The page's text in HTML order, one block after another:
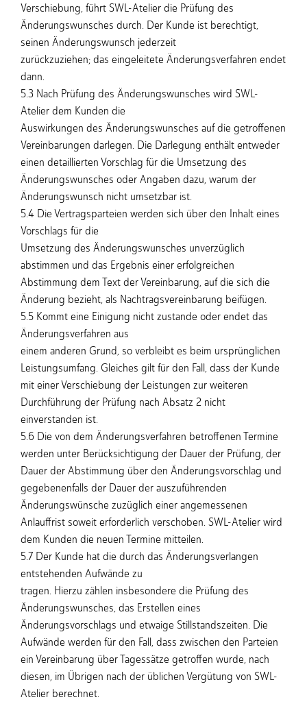
Verschiebung, führt SWL-Atelier die Prüfung des
Änderungswunsches durch. Der Kunde ist berechtigt,
seinen Änderungswunsch jederzeit
zurückzuziehen; das eingeleitete Änderungsverfahren endet
dann.
5.3 Nach Prüfung des Änderungswunsches wird SWL-
Atelier dem Kunden die
Auswirkungen des Änderungswunsches auf die getroffenen
Vereinbarungen darlegen. Die Darlegung enthält entweder
einen detaillierten Vorschlag für die Umsetzung des
Änderungswunsches oder Angaben dazu, warum der
Änderungswunsch nicht umsetzbar ist.
5.4 Die Vertragsparteien werden sich über den Inhalt eines
Vorschlags für die
Umsetzung des Änderungswunsches unverzüglich
abstimmen und das Ergebnis einer erfolgreichen
Abstimmung dem Text der Vereinbarung, auf die sich die
Änderung bezieht, als Nachtragsvereinbarung beifügen.
5.5 Kommt eine Einigung nicht zustande oder endet das
Änderungsverfahren aus
einem anderen Grund, so verbleibt es beim ursprünglichen
Leistungsumfang. Gleiches gilt für den Fall, dass der Kunde
mit einer Verschiebung der Leistungen zur weiteren
Durchführung der Prüfung nach Absatz 2 nicht
einverstanden ist.
5.6 Die von dem Änderungsverfahren betroffenen Termine
werden unter Berücksichtigung der Dauer der Prüfung, der
Dauer der Abstimmung über den Änderungsvorschlag und
gegebenenfalls der Dauer der auszuführenden
Änderungswünsche zuzüglich einer angemessenen
Anlauffrist soweit erforderlich verschoben. SWL-Atelier wird
dem Kunden die neuen Termine mitteilen.
5.7 Der Kunde hat die durch das Änderungsverlangen
entstehenden Aufwände zu
tragen. Hierzu zählen insbesondere die Prüfung des
Änderungswunsches, das Erstellen eines
Änderungsvorschlags und etwaige Stillstandszeiten. Die
Aufwände werden für den Fall, dass zwischen den Parteien
ein Vereinbarung über Tagessätze getroffen wurde, nach
diesen, im Übrigen nach der üblichen Vergütung von SWL-
Atelier berechnet.